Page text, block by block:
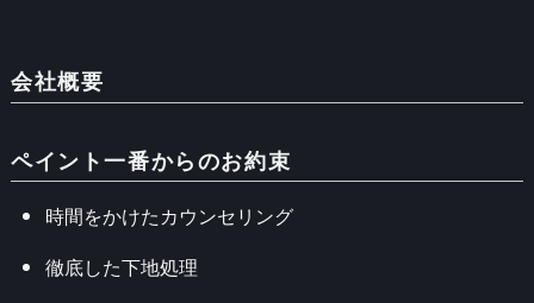
会社概要
ペイント一番からのお約束
時間をかけたカウンセリング
徹底した下地処理